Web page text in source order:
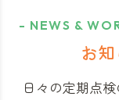
- NEWS &
お
日々の定期点